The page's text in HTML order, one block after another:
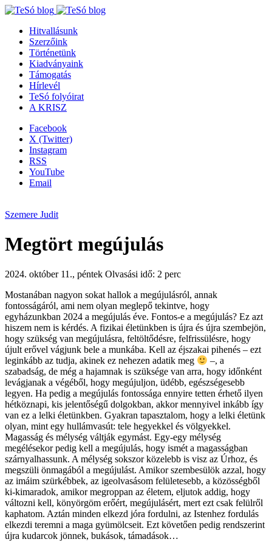
Hitvallásunk
Szerzőink
Történetünk
Kiadványaink
Támogatás
Hírlevél
TeSó folyóirat
A KRISZ
Facebook
X (Twitter)
Instagram
RSS
YouTube
Email
Szemere Judit
Megtört megújulás
2024. október 11., péntek Olvasási idő: 2 perc
Mostanában nagyon sokat hallok a megújulásról, annak
fontosságáról, ami nem olyan meglepő tekintve, hogy
egyházunkban 2024 a megújulás éve. Fontos-e a megújulás? Ez azt
hiszem nem is kérdés. A fizikai életünkben is újra és újra szembejön,
hogy szükség van megújulásra, feltöltődésre, felfrissülésre, hogy
újult erővel vágjunk bele a munkába. Kell az éjszakai pihenés – ezt
leginkább az tudja, akinek ez nehezen adatik meg
–, a
szabadság, de még a hajamnak is szüksége van arra, hogy időnként
levágjanak a végéből, hogy megújuljon, üdébb, egészségesebb
legyen. Ha pedig a megújulás fontossága ennyire tetten érhető ilyen
hétköznapi, kis jelentőségű dolgokban, akkor mennyivel inkább így
van ez a lelki életünkben. Gyakran tapasztalom, hogy a lelki életünk
olyan, mint egy hullámvasút: tele hegyekkel és völgyekkel.
Magasság és mélység váltják egymást. Egy-egy mélység
megélésekor pedig kell a megújulás, hogy ismét a magasságban
szárnyalhassunk. A mélység sokszor közelebb is visz az Úrhoz, és
megszüli önmagából a megújulást. Amikor szembesülök azzal, hogy
az imáim szürkébbek, az igeolvasásom felületesebb, a közösségből
ki-kimaradok, amikor megroppan az életem, eljutok addig, hogy
változni kell, könyörgöm erőért, megújulásért, mert ezt csak felülről
kaphatom. Aztán minden elkezd jóra fordulni, az Istenhez fordulás
elkezdi teremni a maga gyümölcseit. Ezt követően pedig rendszerint
újra kudarcok jönnek, bukások, támadások…